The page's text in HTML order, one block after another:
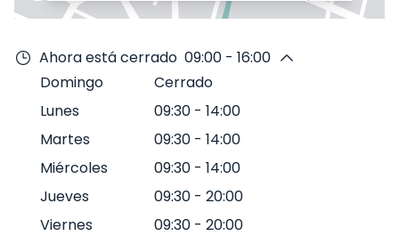
Ahora está cerrado 09:00 - 16:00
Domingo
Cerrado
Lunes
09:30 - 14:00
Martes
09:30 - 14:00
Miércoles
09:30 - 14:00
Jueves
09:30 - 20:00
Viernes
09:30 - 20:00